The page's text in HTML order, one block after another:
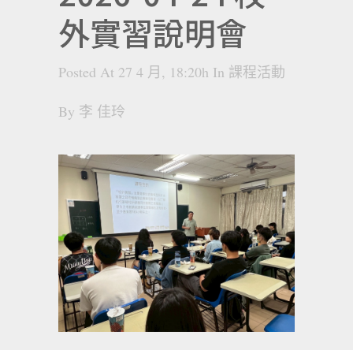
外實習說明會
Posted At 27 4 月, 18:20h In 課程活動
By 李 佳玲